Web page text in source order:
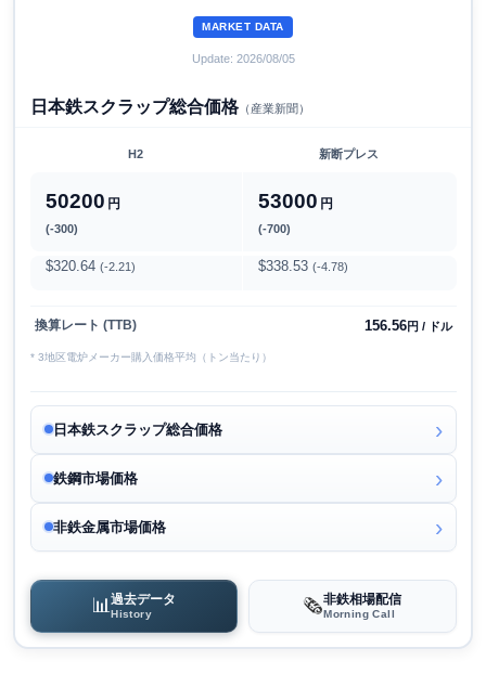
MARKET DATA
Update: 2026/08/05
日本鉄スクラップ総合価格（産業新聞）
H2 新断プレス
50200 円
(-300)
53000 円
(-700)
$320.64 (-2.21) $338.53 (-4.78)
換算レート (TTB) 156.56円 / ドル
* 3地区電炉メーカー購入価格平均（トン当たり）
日本鉄スクラップ総合価格
鉄鋼市場価格
非鉄金属市場価格
📊過去データ
History 🗞️非鉄相場配信
Morning Call